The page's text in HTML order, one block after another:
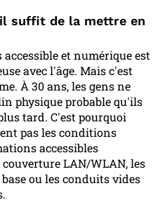
suffit de la mettre en
et numérique est
avec l'âge. Mais c'est
À 30 ans, les gens ne
physique probable qu'ils
tard. C'est pourquoi
pas les conditions
accessibles
LAN/WLAN, les
ou les conduits vides